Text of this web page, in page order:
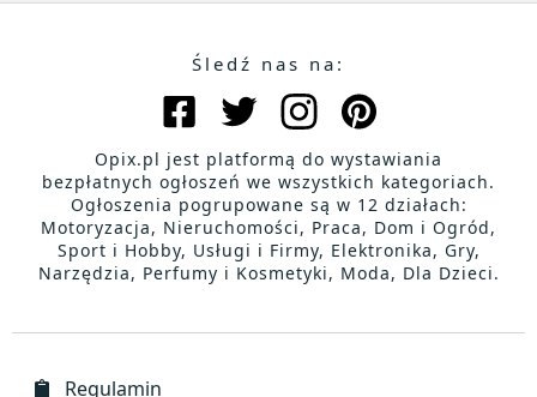
Śledź nas na:
Opix.pl jest platformą do wystawiania
bezpłatnych ogłoszeń we wszystkich kategoriach.
Ogłoszenia pogrupowane są w 12 działach:
Motoryzacja, Nieruchomości, Praca, Dom i Ogród,
Sport i Hobby, Usługi i Firmy, Elektronika, Gry,
Narzędzia, Perfumy i Kosmetyki, Moda, Dla Dzieci.
Regulamin